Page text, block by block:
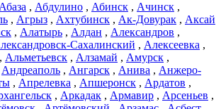
Абаза , Абдулино , Абинск , Ачинск ,
, Агрыз , Ахтубинск , Ак-Довурак , Аксай
, Алатырь , Алдан , Александров ,
Сахалинский , Алексеевка ,
, Альметьевск , Алзамай , Амурск ,
Андреаполь , Ангарск , Анива , Анжеро-
, Апрелевка , Апшеронск , Ардатов ,
, Аркадак , Армавир , Арсеньев ,